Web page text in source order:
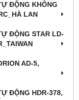
ĐỘNG KHÔNG
LAN
ĐỘNG STAR LD-
AD-5,
ĐỘNG HDR-378,